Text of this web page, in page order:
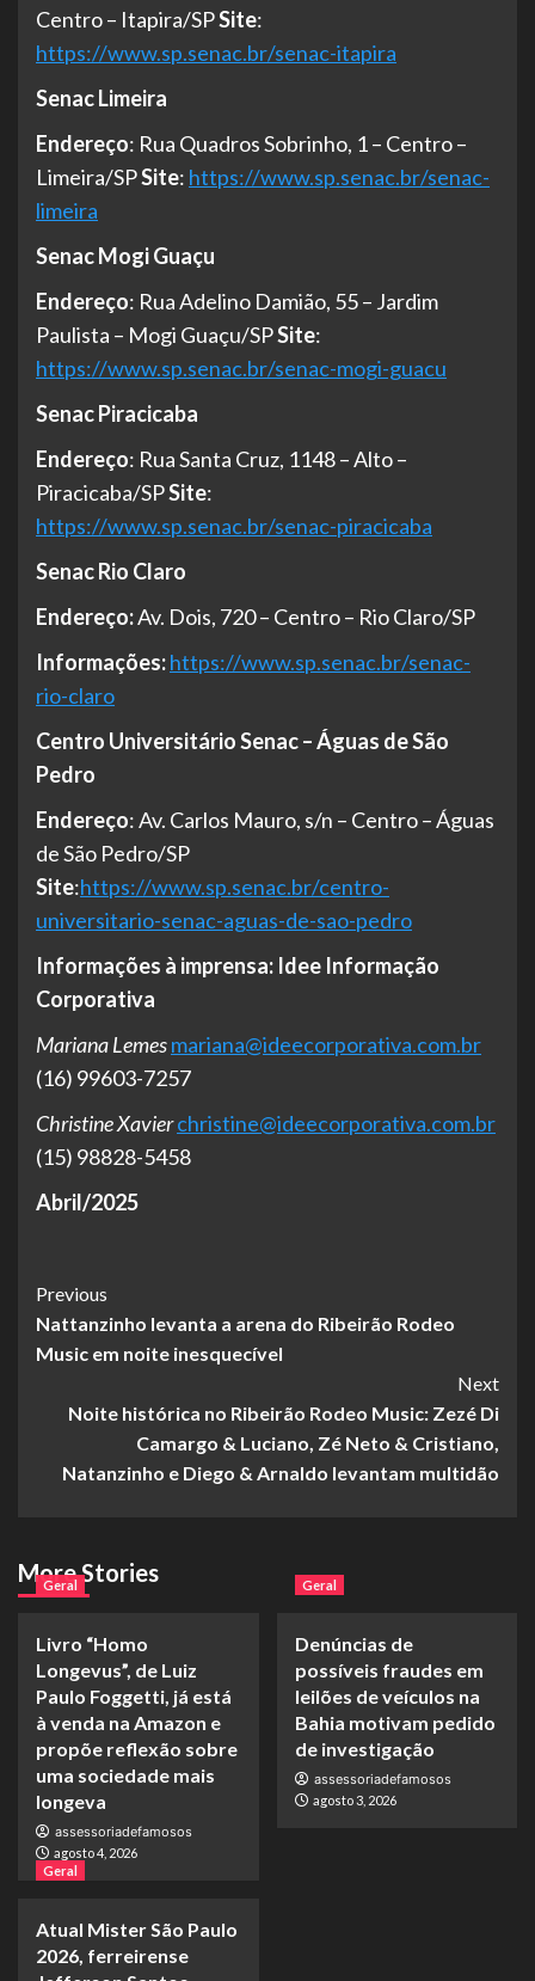
Centro – Itapira/SPSite:
https://www.sp.senac.br/senac-itapira
Senac Limeira
Endereço: Rua Quadros Sobrinho, 1 – Centro –
Limeira/SPSite: https://www.sp.senac.br/senac-
limeira
Senac Mogi Guaçu
Endereço: Rua Adelino Damião, 55 – Jardim
Paulista – Mogi Guaçu/SPSite:
https://www.sp.senac.br/senac-mogi-guacu
Senac Piracicaba
Endereço: Rua Santa Cruz, 1148 – Alto –
Piracicaba/SPSite:
https://www.sp.senac.br/senac-piracicaba
Senac Rio Claro
Endereço:Av. Dois, 720 – Centro – Rio Claro/SP
Informações:https://www.sp.senac.br/senac-
rio-claro
Centro Universitário Senac – Águas de São
Pedro
Endereço: Av. Carlos Mauro, s/n – Centro – Águas
de São Pedro/SP
Site:https://www.sp.senac.br/centro-
universitario-senac-aguas-de-sao-pedro
Informações à imprensa: Idee Informação
Corporativa
Mariana Lemesmariana@ideecorporativa.com.br
(16) 99603-7257
Christine Xavierchristine@ideecorporativa.com.br
(15) 98828-5458
Abril/2025
Post
Navigation
Previous
Nattanzinho levanta a arena do Ribeirão Rodeo
Music em noite inesquecível
Next
Noite histórica no Ribeirão Rodeo Music: Zezé Di
Camargo & Luciano, Zé Neto & Cristiano,
Natanzinho e Diego & Arnaldo levantam multidão
More Stories
Geral
Livro “Homo
Longevus”, de Luiz
Paulo Foggetti, já está
à venda na Amazon e
propõe reflexão sobre
uma sociedade mais
longeva
assessoriadefamosos
agosto 4, 2026
Geral
Denúncias de
possíveis fraudes em
leilões de veículos na
Bahia motivam pedido
de investigação
assessoriadefamosos
agosto 3, 2026
Geral
Atual Mister São Paulo
2026, ferreirense